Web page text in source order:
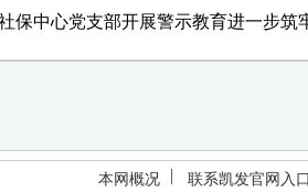
保中心党支部开展警示教育进一步筑
本网概况
联系凯发官网入